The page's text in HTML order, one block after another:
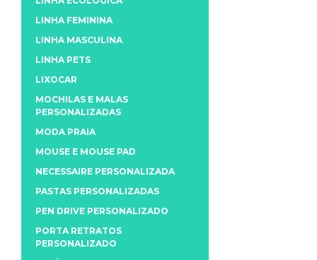
LINHA FEMININA
LINHA MASCULINA
LINHA PETS
LIXOCAR
MOCHILAS E MALAS
PERSONALIZADAS
MODA PRAIA
MOUSE E MOUSE PAD
NECESSAIRE PERSONALIZADA
PASTAS PERSONALIZADAS
PEN DRIVE PERSONALIZADO
PORTA RETRATOS
PERSONALIZADO